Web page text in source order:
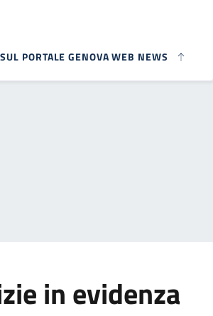
PORTALE GENOVA WEB NEWS
in evidenza